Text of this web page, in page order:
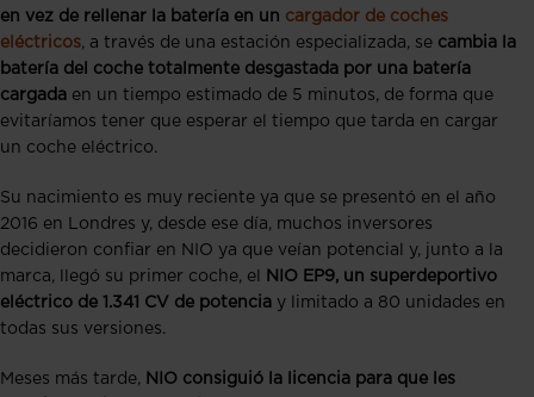
en vez de rellenar la batería en un cargador de coches
eléctricos, a través de una estación especializada, se cambia la
batería del coche totalmente desgastada por una batería
cargada en un tiempo estimado de 5 minutos, de forma que
evitaríamos tener que esperar el tiempo que tarda en cargar
un coche eléctrico.
Su nacimiento es muy reciente ya que se presentó en el año
2016 en Londres y, desde ese día, muchos inversores
decidieron confiar en NIO ya que veían potencial y, junto a la
marca, llegó su primer coche, el
NIO EP9, un superdeportivo
eléctrico de 1.341 CV de potencia y limitado a 80 unidades en
todas sus versiones.
Meses más tarde, NIO consiguió la licencia para que les